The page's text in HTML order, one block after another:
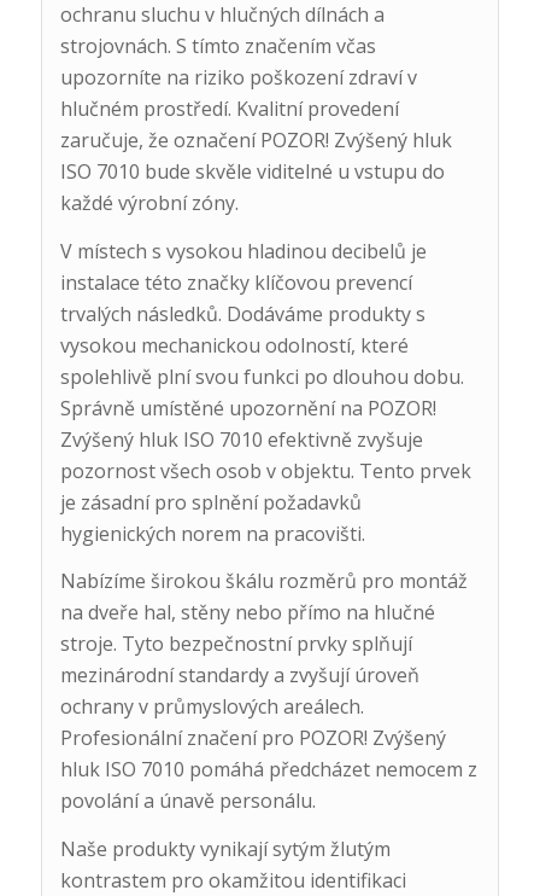
ochranu sluchu v hlučných dílnách a
strojovnách. S tímto značením včas
upozorníte na riziko poškození zdraví v
hlučném prostředí. Kvalitní provedení
zaručuje, že označení POZOR! Zvýšený hluk
ISO 7010 bude skvěle viditelné u vstupu do
každé výrobní zóny.
V místech s vysokou hladinou decibelů je
instalace této značky klíčovou prevencí
trvalých následků. Dodáváme produkty s
vysokou mechanickou odolností, které
spolehlivě plní svou funkci po dlouhou dobu.
Správně umístěné upozornění na POZOR!
Zvýšený hluk ISO 7010 efektivně zvyšuje
pozornost všech osob v objektu. Tento prvek
je zásadní pro splnění požadavků
hygienických norem na pracovišti.
Nabízíme širokou škálu rozměrů pro montáž
na dveře hal, stěny nebo přímo na hlučné
stroje. Tyto bezpečnostní prvky splňují
mezinárodní standardy a zvyšují úroveň
ochrany v průmyslových areálech.
Profesionální značení pro POZOR! Zvýšený
hluk ISO 7010 pomáhá předcházet nemocem z
povolání a únavě personálu.
Naše produkty vynikají sytým žlutým
kontrastem pro okamžitou identifikaci